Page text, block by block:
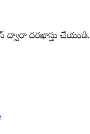
ద్వారా దరఖాస్తు చేయండి.